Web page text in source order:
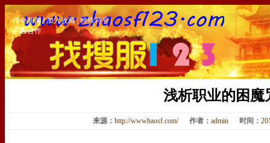
传奇新闻|加入收藏|特殊符号|
广告合作
浅析职业的困魔
来源： http://wwwhaosf.com/ 作者： admin 时间：